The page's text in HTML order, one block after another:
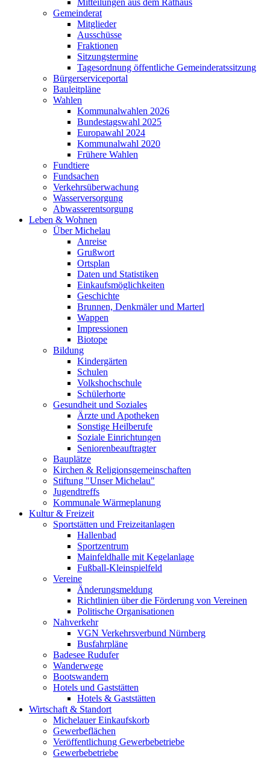
Mitteilungen aus dem Rathaus
Gemeinderat
Mitglieder
Ausschüsse
Fraktionen
Sitzungstermine
Tagesordnung öffentliche Gemeinderatssitzung
Bürgerserviceportal
Bauleitpläne
Wahlen
Kommunalwahlen 2026
Bundestagswahl 2025
Europawahl 2024
Kommunalwahl 2020
Frühere Wahlen
Fundtiere
Fundsachen
Verkehrsüberwachung
Wasserversorgung
Abwasserentsorgung
Leben & Wohnen
Über Michelau
Anreise
Grußwort
Ortsplan
Daten und Statistiken
Einkaufsmöglichkeiten
Geschichte
Brunnen, Denkmäler und Marterl
Wappen
Impressionen
Biotope
Bildung
Kindergärten
Schulen
Volkshochschule
Schülerhorte
Gesundheit und Soziales
Ärzte und Apotheken
Sonstige Heilberufe
Soziale Einrichtungen
Seniorenbeauftragter
Bauplätze
Kirchen & Religionsgemeinschaften
Stiftung "Unser Michelau"
Jugendtreffs
Kommunale Wärmeplanung
Kultur & Freizeit
Sportstätten und Freizeitanlagen
Hallenbad
Sportzentrum
Mainfeldhalle mit Kegelanlage
Fußball-Kleinspielfeld
Vereine
Änderungsmeldung
Richtlinien über die Förderung von Vereinen
Politische Organisationen
Nahverkehr
VGN Verkehrsverbund Nürnberg
Busfahrpläne
Badesee Rudufer
Wanderwege
Bootswandern
Hotels und Gaststätten
Hotels & Gaststätten
Wirtschaft & Standort
Michelauer Einkaufskorb
Gewerbeflächen
Veröffentlichung Gewerbebetriebe
Gewerbebetriebe